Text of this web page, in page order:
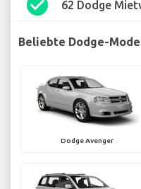
62 Dodge
Beliebte Dodge-
Dodge Avenger